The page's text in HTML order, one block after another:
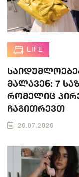
LIFE
მალავენ: 7
რომელიც
ჩაგითრევთ
26.07.2026